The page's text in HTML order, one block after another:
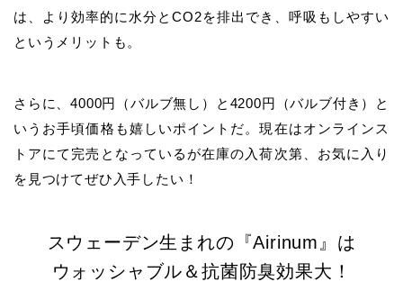
は、より効率的に水分とCO2を排出でき、呼吸もしやすい
というメリットも。
さらに、4000円（バルブ無し）と4200円（バルブ付き）と
いうお手頃価格も嬉しいポイントだ。現在はオンラインス
トアにて完売となっているが在庫の入荷次第、お気に入り
を見つけてぜひ入手したい！
スウェーデン生まれの『Airinum』は
ウォッシャブル＆抗菌防臭効果大！